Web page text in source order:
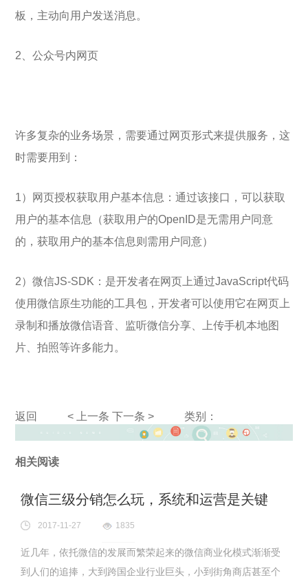
板，主动向用户发送消息。
2、公众号内网页
许多复杂的业务场景，需要通过网页形式来提供服务，这
时需要用到：
1）网页授权获取用户基本信息：通过该接口，可以获取
用户的基本信息（获取用户的OpenID是无需用户同意
的，获取用户的基本信息则需用户同意）
2）微信JS-SDK：是开发者在网页上通过JavaScript代码
使用微信原生功能的工具包，开发者可以使用它在网页上
录制和播放微信语音、监听微信分享、上传手机本地图
片、拍照等许多能力。
返回 < 上一条 下一条 > 类别：
相关阅读
微信三级分销怎么玩，系统和运营是关键
2017-11-27 1835
近几年，依托微信的发展而繁荣起来的微信商业化模式渐渐受
到人们的追捧，大到跨国企业行业巨头，小到街角商店甚至个